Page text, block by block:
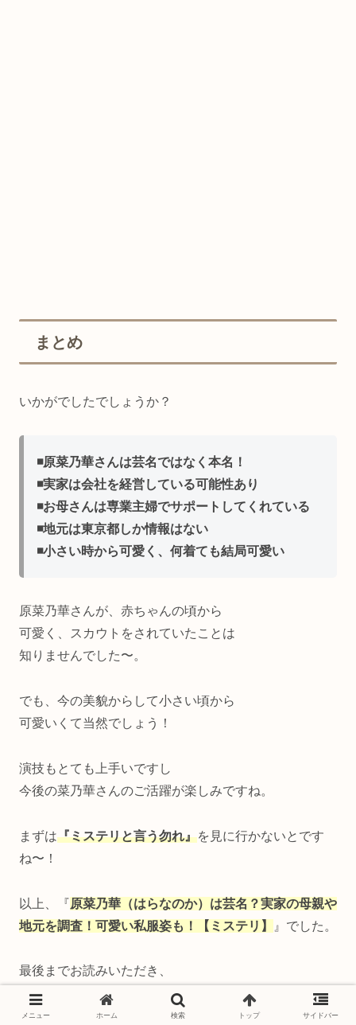
まとめ
いかがでしたでしょうか？
◾️原菜乃華さんは芸名ではなく本名！
◾️実家は会社を経営している可能性あり
◾️お母さんは専業主婦でサポートしてくれている
◾️地元は東京都しか情報はない
◾️小さい時から可愛く、何着ても結局可愛い
原菜乃華さんが、赤ちゃんの頃から
可愛く、スカウトをされていたことは
知りませんでした〜。
でも、今の美貌からして小さい頃から
可愛いくて当然でしょう！
演技もとても上手いですし
今後の菜乃華さんのご活躍が楽しみですね。
まずは『ミステリと言う勿れ』を見に行かないとです
ね〜！
以上、『原菜乃華（はらなのか）は芸名？実家の母親や
地元を調査！可愛い私服姿も！【ミステリ】
』でした。
最後までお読みいただき、
ありがとうございました。
メニュー ホーム 検索 トップ サイドバー